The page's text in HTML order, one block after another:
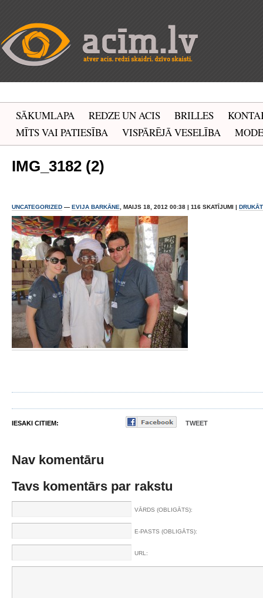
SĀKUMLAPA REDZE UN ACIS BRILLES
MĪTS VAI PATIESĪBA
VISPĀRĒJĀ VESELĪBA MODE
IMG_3182 (2)
UNCATEGORIZED — EVIJA BARKĀNE , MAIJS 18, 2012 00:38 | 116 SKATĪJUMI |
IESAKI CITIEM: TWEET
Nav komentāru
Tavs komentārs par rakstu
VĀRDS (OBLIGĀTS):
E-PASTS (OBLIGĀTS):
URL: